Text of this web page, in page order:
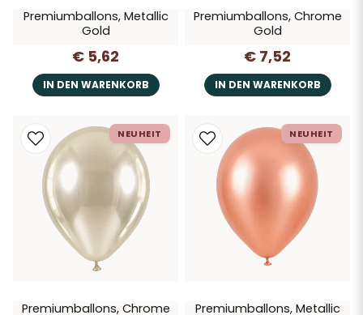
Premiumballons, Metallic
Gold
€ 5,62
IN DEN WARENKORB
Premiumballons, Chrome
Gold
€ 7,52
IN DEN WARENKORB
Premiumballons, Chrome
NEUHEIT
Premiumballons, Metallic
NEUHEIT